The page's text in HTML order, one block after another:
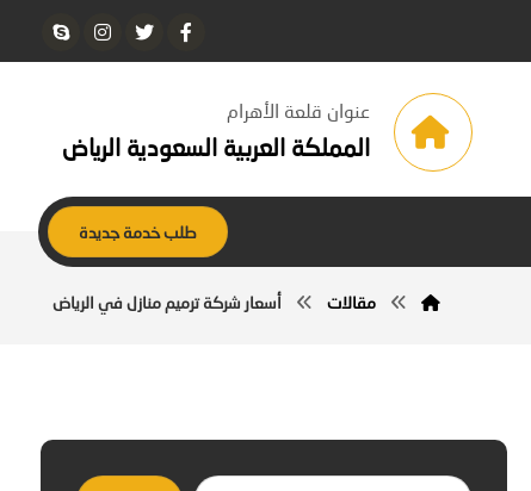
عنوان قلعة الأهرام
المملكة العربية السعودية الرياض
طلب خدمة جديدة
مقالات أسعار شركة ترميم منازل في الرياض